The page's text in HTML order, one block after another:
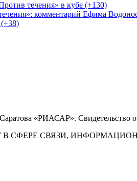
течения» в кубе (+130)
комментарий Ефима
Саратова «РИАСАР».
В СФЕРЕ СВЯЗИ,